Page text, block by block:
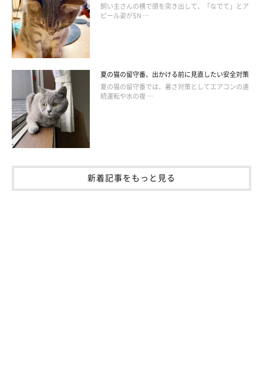
飼い主さんの横で頭を突き出して、「なでて」とア
ピール姿がSN …
夏の猫の留守番、出かける前に見直したい安全対策
夏の猫の留守番では、暑さ対策としてエアコンの連
続運転や水の複 …
新着記事をもっと見る